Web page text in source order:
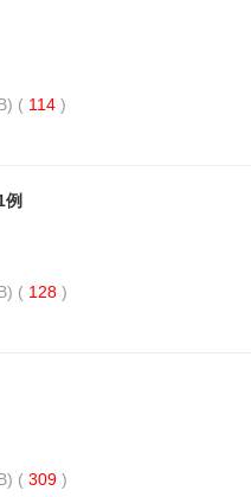
( 114 )
例
( 128 )
( 309 )